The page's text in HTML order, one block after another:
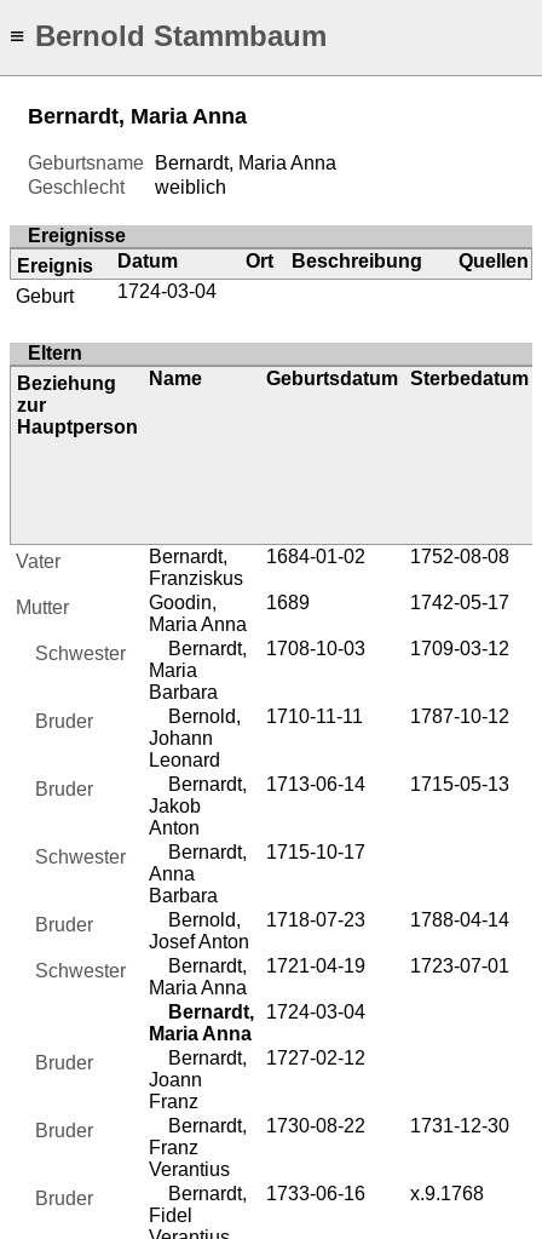
≡ Bernold Stammbaum
Bernardt, Maria Anna
Geburtsname
Bernardt, Maria Anna
Geschlecht
weiblich
Ereignisse
Ereignis
Datum Ort Beschreibung
Quellen
Geburt
1724-03-04
Eltern
Beziehung
zur
Hauptperson
Name Geburtsdatum Sterbedatum
Vater
Bernardt,
Franziskus
1684-01-02 1752-08-08
Mutter
Goodin,
Maria Anna
1689 1742-05-17
Schwester
Bernardt,
Maria
Barbara
1708-10-03 1709-03-12
Bruder
Bernold,
Johann
Leonard
1710-11-11 1787-10-12
Bruder
Bernardt,
Jakob
Anton
1713-06-14 1715-05-13
Schwester
Bernardt,
Anna
Barbara
1715-10-17
Bruder
Bernold,
Josef Anton
1718-07-23 1788-04-14
Schwester
Bernardt,
Maria Anna
1721-04-19 1723-07-01
Bernardt,
Maria Anna
1724-03-04
Bruder
Bernardt,
Joann
Franz
1727-02-12
Bruder
Bernardt,
Franz
Verantius
1730-08-22 1731-12-30
Bruder
Bernardt,
Fidel
1733-06-16 x.9.1768